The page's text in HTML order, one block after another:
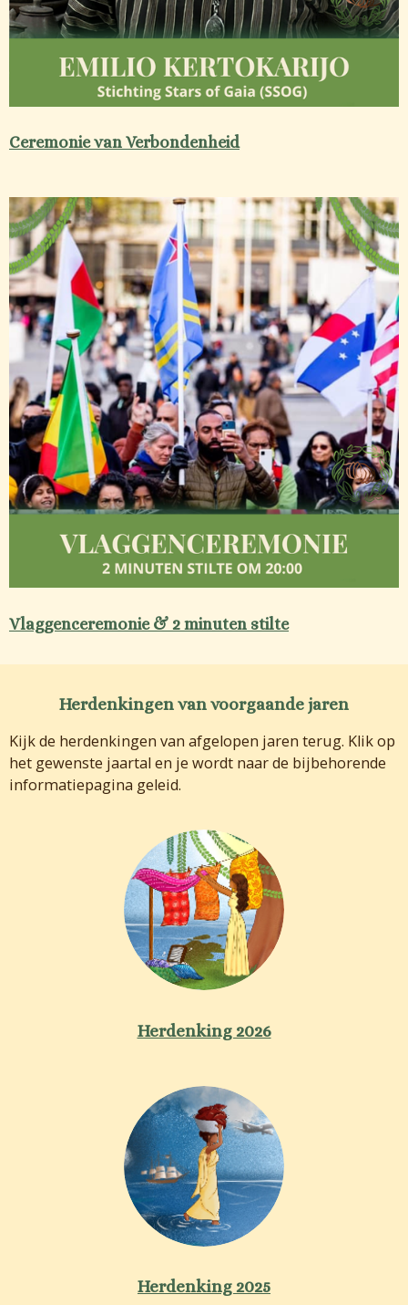
Ceremonie van Verbondenheid
Vlaggenceremonie & 2 minuten stilte
Herdenkingen van voorgaande jaren
Kijk de herdenkingen van afgelopen jaren terug. Klik op
het gewenste jaartal en je wordt naar de bijbehorende
informatiepagina geleid.
Herdenking 2026
Herdenking 2025